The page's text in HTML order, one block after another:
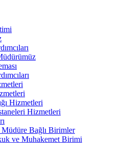
Hizmetleri
Hizmetleri
Bağlı Birimler
ve Muhakemet Birimi